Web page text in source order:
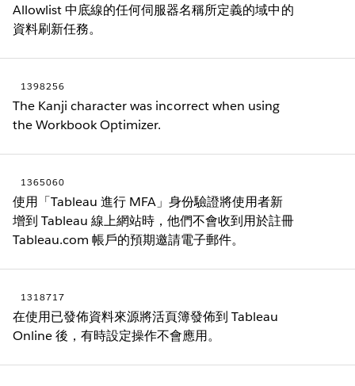
Allowlist 中底線的任何伺服器名稱所定義的域中的
資料刷新任務。
1398256
The Kanji character was incorrect when using
the Workbook Optimizer.
1365060
使用「Tableau 進行 MFA」身份驗證將使用者新
增到 Tableau 線上網站時，他們不會收到用於註冊
Tableau.com 帳戶的預期邀請電子郵件。
1318717
在使用已發佈資料來源將活頁簿發佈到 Tableau
Online 後，有時設定操作不會應用。